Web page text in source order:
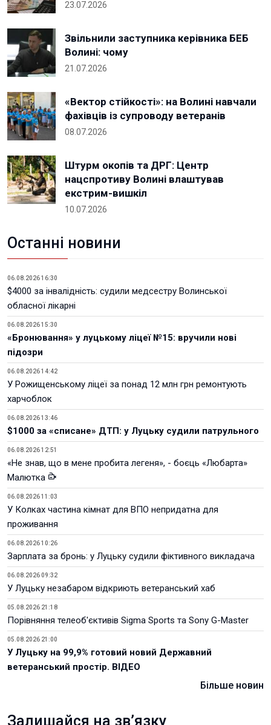
23.07.2026
Звільнили заступника керівника БЕБ
Волині: чому
21.07.2026
«Вектор стійкості»: на Волині навчали
фахівців із супроводу ветеранів
08.07.2026
Штурм окопів та ДРГ: Центр
нацспротиву Волині влаштував
екстрим-вишкіл
10.07.2026
Останні новини
06.08.2026 16:30
$4000 за інвалідність: судили медсестру Волинської
обласної лікарні
06.08.2026 15:30
«Бронювання» у луцькому ліцеї №15: вручили нові
підозри
06.08.2026 14:42
У Рожищенському ліцеї за понад 12 млн грн ремонтують
харчоблок
06.08.2026 13:46
$1000 за «списане» ДТП: у Луцьку судили патрульного
06.08.2026 12:51
«Не знав, що в мене пробита легеня», - боєць «Любарта»
Малютка
06.08.2026 11:03
У Колках частина кімнат для ВПО непридатна для
проживання
06.08.2026 10:26
Зарплата за бронь: у Луцьку судили фіктивного викладача
06.08.2026 09:32
У Луцьку незабаром відкриють ветеранський хаб
05.08.2026 21:18
Порівняння телеоб'єктивів Sigma Sports та Sony G-Master
05.08.2026 21:00
У Луцьку на 99,9% готовий новий Державний
ветеранський простір. ВІДЕО
Більше новин
Залишайся на зв’язку